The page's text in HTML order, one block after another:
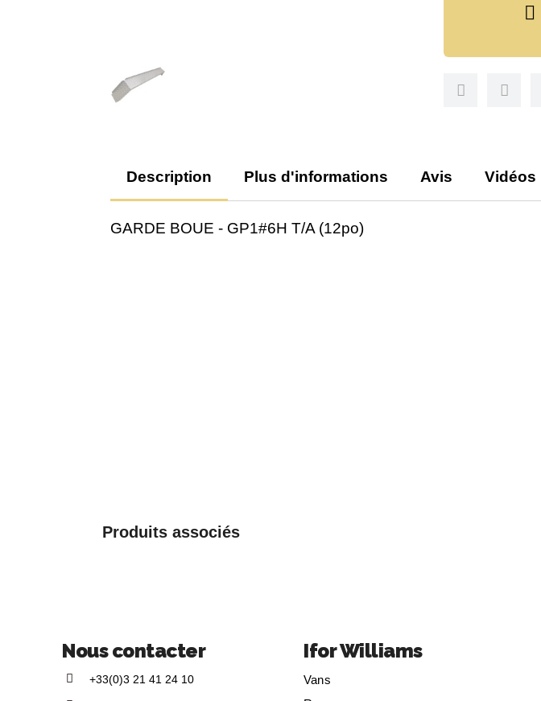
Description Plus d'informations Avis Vidéos
GARDE BOUE - GP1#6H T/A (12po)
Produits associés
Nous contacter
+33(0)3 21 41 24 10
Ifor Williams
Vans